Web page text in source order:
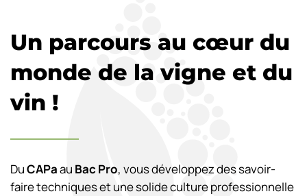
Un parcours au cœur du
monde de la vigne et du
vin !
DuCAPaau Bac Pro, vous développez des savoir-
faire techniques et une solide culture professionnelle